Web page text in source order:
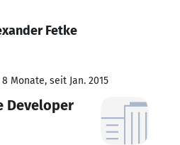
Fetke
8 Monate, seit Jan. 2015
Developer